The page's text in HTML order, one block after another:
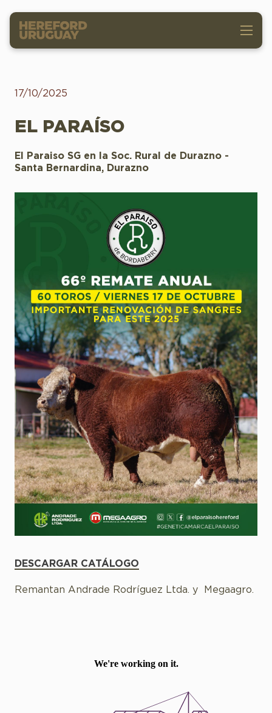
17/10/2025
EL PARAÍSO
El Paraiso SG en la Soc. Rural de Durazno -
Santa Bernardina, Durazno
DESCARGAR CATÁLOGO
Remantan Andrade Rodríguez Ltda. y Megaagro.